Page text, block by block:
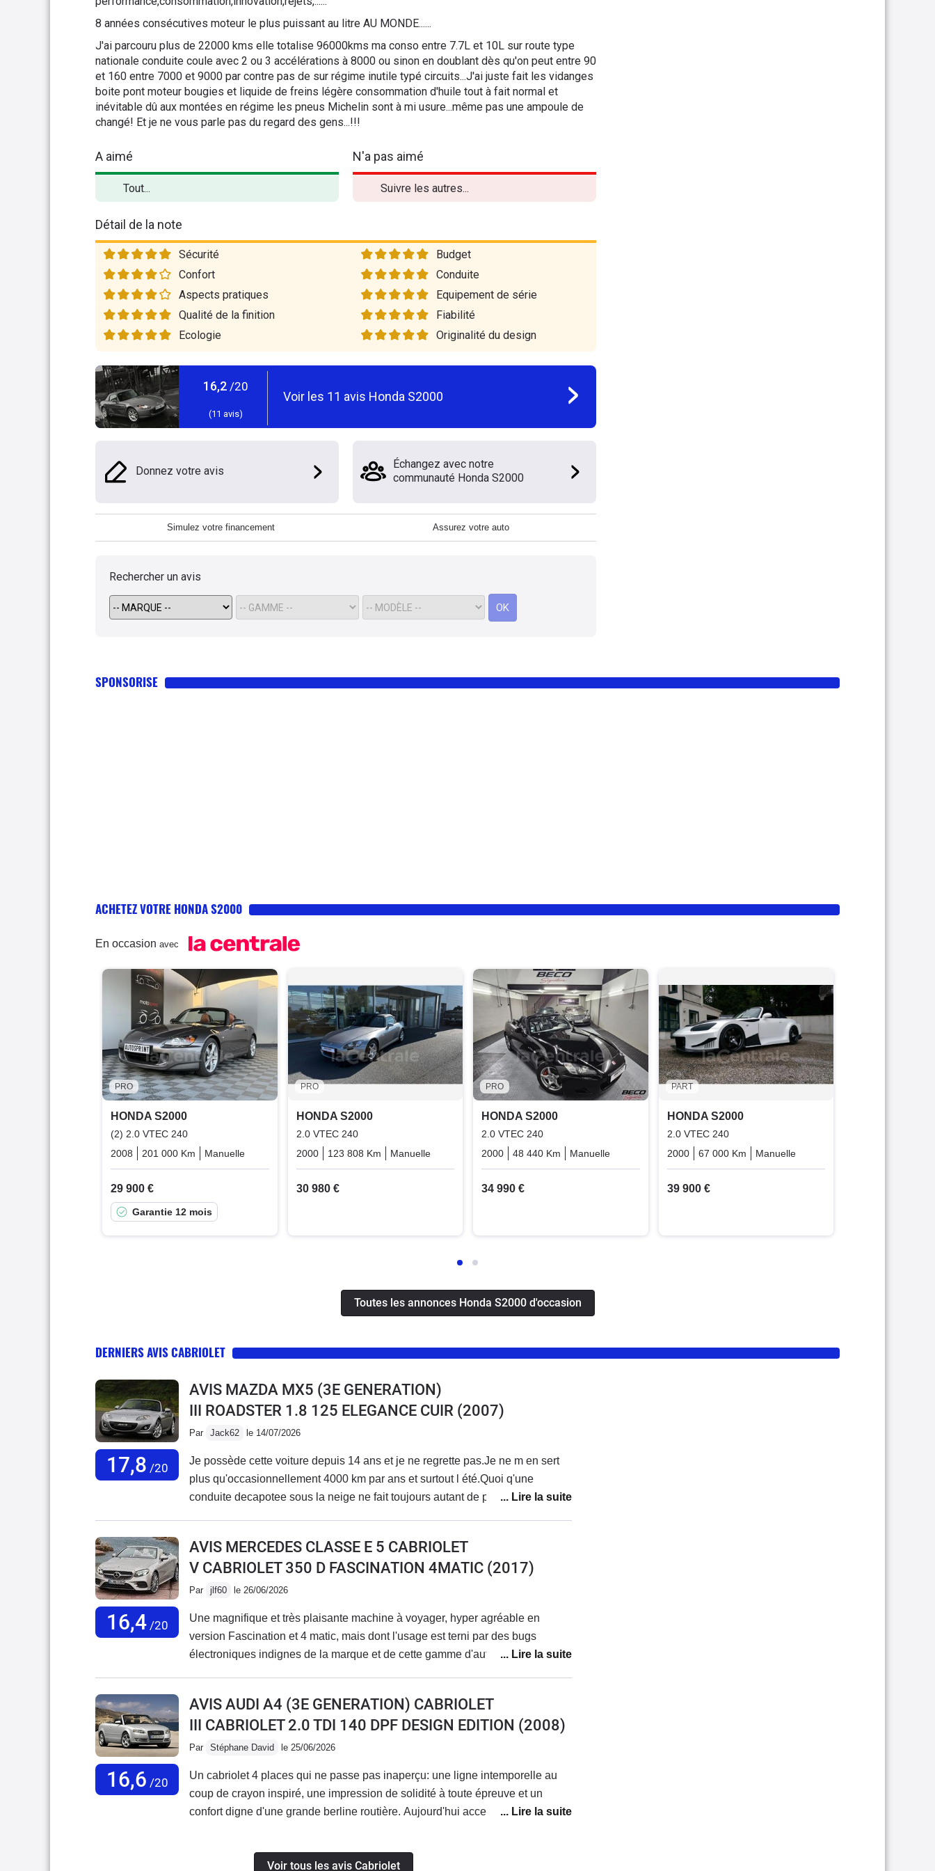
8 années consécutives moteur le plus puissant au litre AU MONDE......
J'ai parcouru plus de 22000 kms elle totalise 96000kms ma conso entre 7.7L et 10L sur route type
nationale conduite coule avec 2 ou 3 accélérations à 8000 ou sinon en doublant dès qu'on peut entre 90
et 160 entre 7000 et 9000 par contre pas de sur régime inutile typé circuits...J'ai juste fait les vidanges
boite pont moteur bougies et liquide de freins légère consommation d'huile tout à fait normal et
inévitable dû aux montées en régime les pneus Michelin sont à mi usure...même pas une ampoule de
changé! Et je ne vous parle pas du regard des gens...!!!
A aimé
Tout...
N'a pas aimé
Suivre les autres...
Détail de la note
Sécurité
Budget
Confort
Conduite
Aspects pratiques
Equipement de série
Qualité de la finition
Fiabilité
Ecologie
Originalité du design
16,2 /20
(11 avis)
Voir les 11 avis Honda S2000
Donnez votre avis
Échangez avec notre
communauté Honda S2000
Simulez votre financement Assurez votre auto
Rechercher un avis
OK
SPONSORISE
ACHETEZ VOTRE HONDA S2000
En occasion avec
PRO
HONDA S2000
(2) 2.0 VTEC 240
2008
201 000 Km Manuelle
29 900 €
Garantie 12 mois
PRO
HONDA S2000
2.0 VTEC 240
2000
123 808 Km Manuelle
30 980 €
PRO
HONDA S2000
2.0 VTEC 240
2000
48 440 Km Manuelle
34 990 €
PART
HONDA S2000
2.0 VTEC 240
2000
67 000 Km Manuelle
39 900 €
Toutes les annonces Honda S2000 d'occasion
DERNIERS AVIS CABRIOLET
17,8 /20
AVIS MAZDA MX5 (3E GENERATION)
III ROADSTER 1.8 125 ELEGANCE CUIR (2007)
Par Jack62 le 14/07/2026
Je possède cette voiture depuis 14 ans et je ne regrette pas.Je ne m en sert
plus qu'occasionnellement 4000 km par ans et surtout l été.Quoi q'une
conduite decapotee sous la neige ne fait toujours autant de plaisir et je me fait
connu de panne .A part l entretien habituel jamais de séjour au garage.
16,4/20
AVIS MERCEDES CLASSE E 5 CABRIOLET
V CABRIOLET 350 D FASCINATION 4MATIC (2017)
Par jlf60 le 26/06/2026
Une magnifique et très plaisante machine à voyager, hyper agréable en
version Fascination et 4 matic, mais dont l'usage est terni par des bugs
électroniques indignes de la marque et de cette gamme d'auto.Agacé à
revendre, à regret tant à son volant comme à la regarder le plaisir était total.
16,6 /20
AVIS AUDI A4 (3E GENERATION) CABRIOLET
III CABRIOLET 2.0 TDI 140 DPF DESIGN EDITION (2008)
Par Stéphane David le 25/06/2026
Un cabriolet 4 places qui ne passe pas inaperçu: une ligne intemporelle au
coup de crayon inspiré, une impression de solidité à toute épreuve et un
confort digne d'une grande berline routière. Aujourd'hui accessible aux
tourner les têtes. Son budget de fonctionnement reste très raisonnable: des
Voir tous les avis Cabriolet